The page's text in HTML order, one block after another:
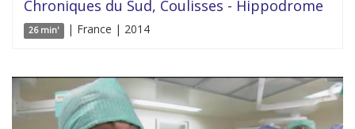
Chroniques du Sud, Coulisses - Hippodrome
26 min' | France | 2014